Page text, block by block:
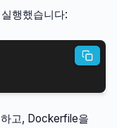
행했습니다:
고, Dockerfile을